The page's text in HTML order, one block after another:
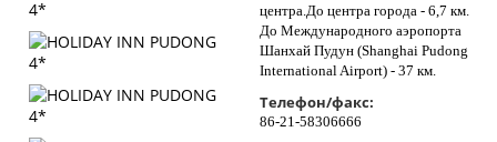
центра.До центра города - 6,7 км.
До Международного аэропорта
Шанхай Пудун (Shanghai Pudong
International Airport) - 37 км.
Телефон/факс:
86-21-58306666